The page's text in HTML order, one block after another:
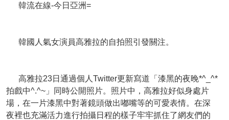
韓流在線-今日亞洲=
韓國人氣女演員高雅拉的自拍照引發關注。
高雅拉23日通過個人Twitter更新寫道「漆黑的夜晚*^_^*
拍戲中^.^~」同時公開照片。照片中，高雅拉好似身處片
場，在一片漆黑中對著鏡頭做出嘟嘴等的可愛表情。在深
夜裡也充滿活力進行拍攝日程的樣子牢牢抓住了網友們的